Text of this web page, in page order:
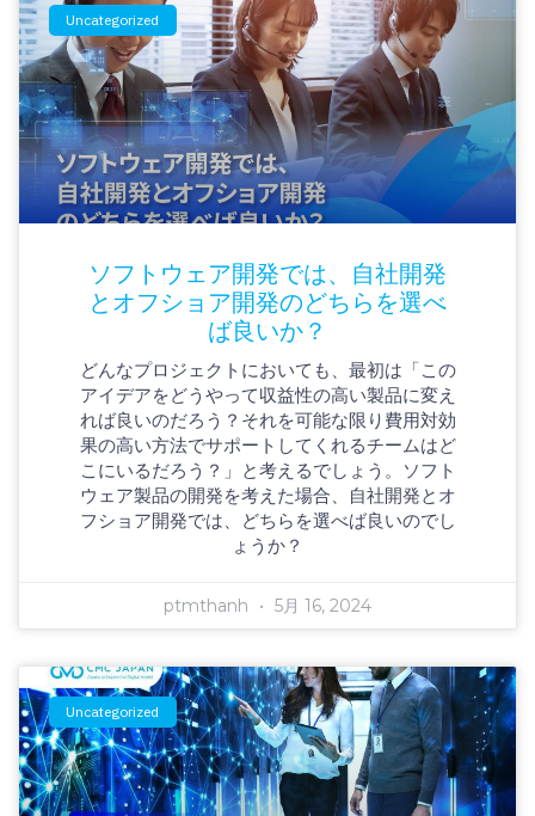
Uncategorized
ソフトウェア開発では、自社開発
とオフショア開発のどちらを選べ
ば良いか？
どんなプロジェクトにおいても、最初は「この
アイデアをどうやって収益性の高い製品に変え
れば良いのだろう？それを可能な限り費用対効
果の高い方法でサポートしてくれるチームはど
こにいるだろう？」と考えるでしょう。ソフト
ウェア製品の開発を考えた場合、自社開発とオ
フショア開発では、どちらを選べば良いのでし
ょうか？
ptmthanh 5月 16, 2024
Uncategorized